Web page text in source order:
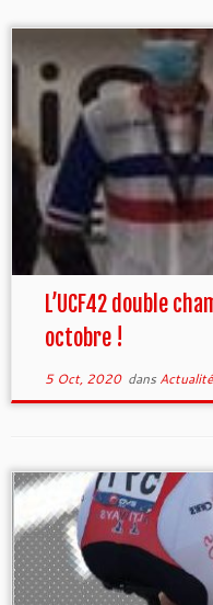
L’UCF42 double
octobre !
5 Oct, 2020dans